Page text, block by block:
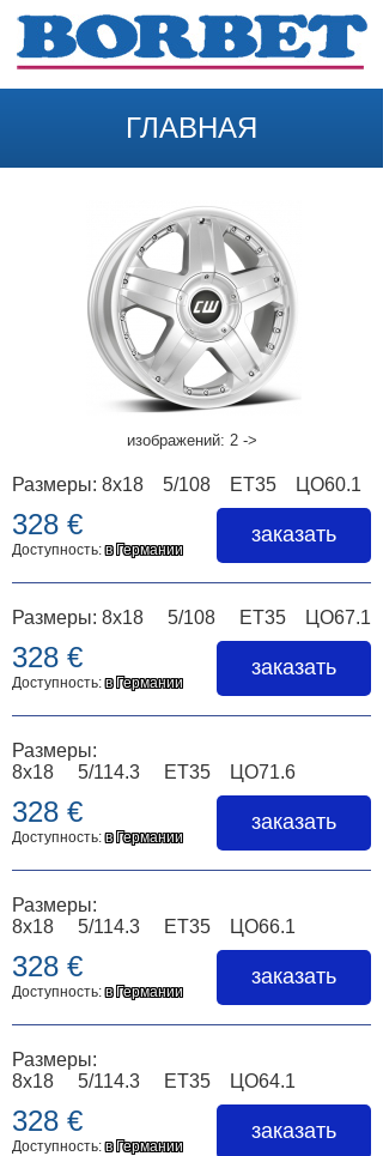
ГЛАВНАЯ
НАЗАД
изображений: 2 ->
Размеры: 8x18 5/108 ET35 ЦО60.1
328 €
Доступность:в Германии
заказать
Размеры: 8x18 5/108 ET35 ЦО67.1
328 €
Доступность:в Германии
заказать
Размеры:
8x18 5/114.3 ET35 ЦО71.6
328 €
Доступность:в Германии
заказать
Размеры:
8x18 5/114.3 ET35 ЦО66.1
328 €
Доступность:в Германии
заказать
Размеры:
8x18 5/114.3 ET35 ЦО64.1
328 €
Доступность:в Германии
заказать